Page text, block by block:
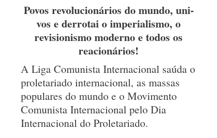
Povos revolucionários do mundo, uni-
vos e derrotai o imperialismo, o
revisionismo moderno e todos os
reacionários!
A Liga Comunista Internacional saúda o
proletariado internacional, as massas
populares do mundo e o Movimento
Comunista Internacional pelo Dia
Internacional do Proletariado.